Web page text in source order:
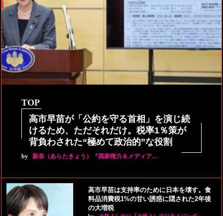
TOP
高市早苗が「公約を守る首相」を演じ続
けるため、ただそれだけ。税率1％策が
背負わされた“極めて政治的”な役割
by 新恭（あらたきょう）『国家権力＆メディア…
高市早苗は支持率のために日本を壊す。食
料品消費税1%の甘い誘惑に隠された2年後
の大増税